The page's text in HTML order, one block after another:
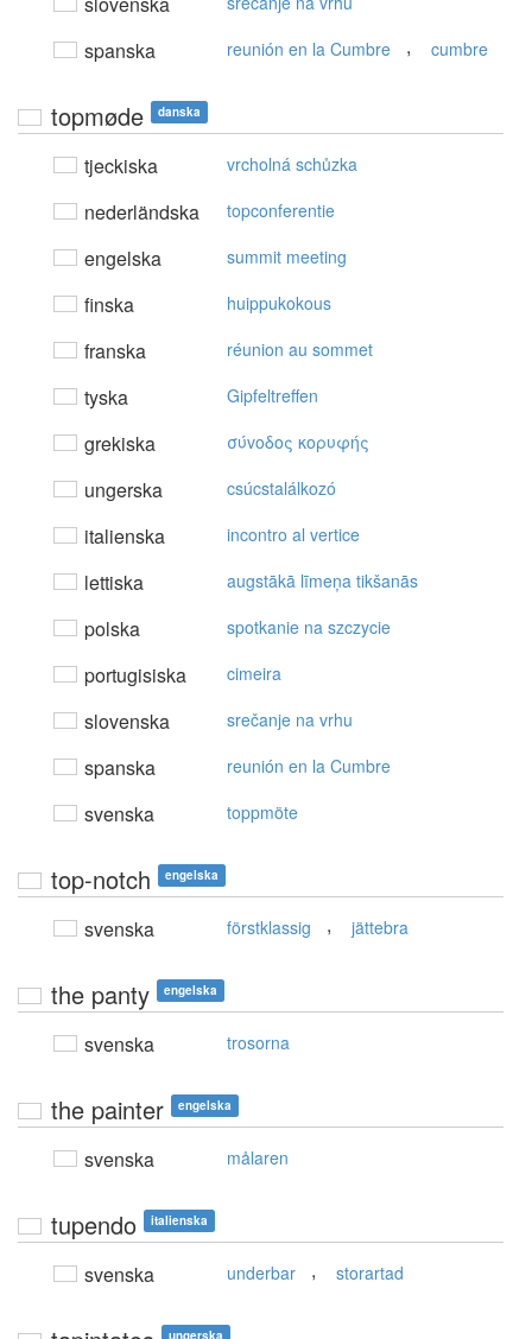
spanska reunión en la Cumbre , cumbre
topmøde danska
tjeckiska vrcholná schůzka
nederländska topconferentie
engelska summit meeting
finska huippukokous
franska réunion au sommet
tyska Gipfeltreffen
grekiska σύvoδoς κoρυφής
ungerska csúcstalálkozó
italienska incontro al vertice
lettiska augstākā līmeņa tikšanās
polska spotkanie na szczycie
portugisiska cimeira
slovenska srečanje na vrhu
spanska reunión en la Cumbre
svenska toppmöte
top-notch engelska
svenska förstklassig , jättebra
the panty engelska
svenska trosorna
the painter engelska
svenska målaren
tupendo italienska
svenska underbar , storartad